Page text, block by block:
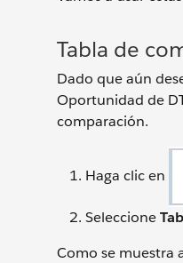
Tabla de
Dado que aún
Oportunidad de
comparación.
Haga clic en
Seleccione
Como se muestra